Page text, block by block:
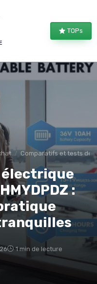
TOPs
Comparatifs et tests de
:
1 min de lecture